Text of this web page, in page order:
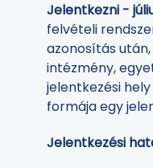
Jelentkezni -
felvételi
azonosítás
intézmény,
jelentkezési
formája egy
Jelentkezési